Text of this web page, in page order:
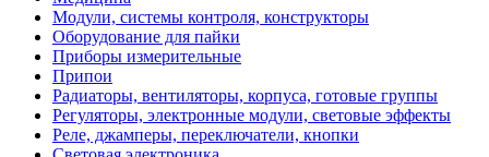
Модули, системы контроля, конструкторы
Оборудование для пайки
Приборы измерительные
Припои
Радиаторы, вентиляторы, корпуса, готовые группы
Регуляторы, электронные модули, световые эффекты
Реле, джамперы, переключатели, кнопки